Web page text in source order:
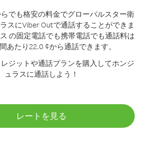
でも格安の料金でグローバルスター衛
スにViber Outで通話することができま
の固定電話でも携帯電話でも通話料は
あたり22.0 ¢から通話できます。
ジットや通話プランを購入してホンジ
ュラスに通話しよう！
レートを見る